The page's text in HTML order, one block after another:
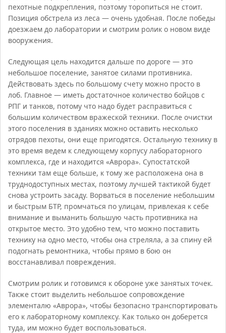
пехотные подкрепления, поэтому торопиться не стоит.
Позиция обстрела из леса — очень удобная. После победы
доезжаем до лаборатории и смотрим ролик о новом виде
вооружения.
Следующая цель находится дальше по дороге — это
небольшое поселение, занятое силами противника.
Действовать здесь по большому счету можно просто в
лоб. Главное — иметь достаточное количество бойцов с
РПГ и танков, потому что надо будет расправиться с
большим количеством вражеской техники. После очистки
этого поселения в зданиях можно оставить несколько
отрядов пехоты, они еще пригодятся. Остальную технику в
это время ведем к следующему корпусу лабораторного
комплекса, где и находится «Аврора». Супостатской
техники там еще больше, к тому же расположена она в
труднодоступных местах, поэтому лучшей тактикой будет
снова устроить засаду. Ворваться в поселение небольшим
и быстрым БТР, промчаться по улицам, привлекая к себе
внимание и выманить большую часть противника на
открытое место. Это удобно тем, что можно поставить
технику на одно место, чтобы она стреляла, а за спину ей
подогнать ремонтника, чтобы прямо в бою он
восстанавливал повреждения.
Смотрим ролик и готовимся к обороне уже занятых точек.
Также стоит выделить небольшое сопровождение
элементалю «Аврора», чтобы безопасно транспортировать
его к лабораторному комплексу. Как только он доберется
туда, им можно будет воспользоваться.